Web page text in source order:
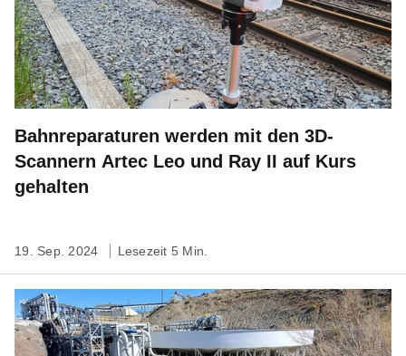
Bahnreparaturen werden mit den 3D-
Scannern Artec Leo und Ray II auf Kurs
gehalten
19. Sep. 2024 Lesezeit 5 Min.